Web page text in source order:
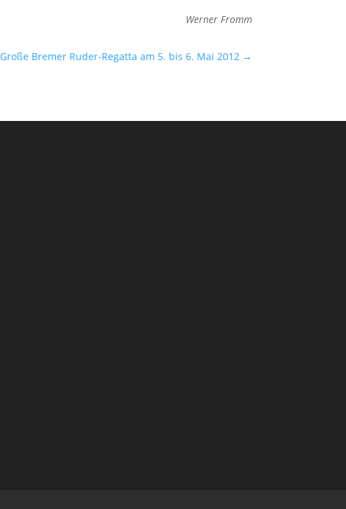
Wer­ner Fromm
Große Bremer Ruder-Regatta am 5. bis 6. Mai 2012→